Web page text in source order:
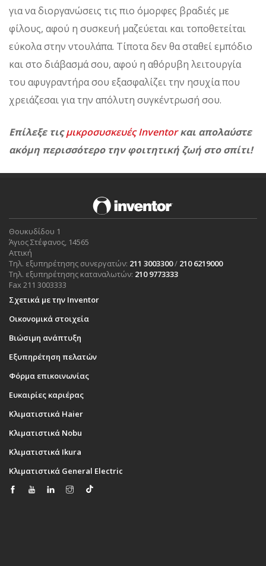
για να διοργανώσεις τις πιο όμορφες βραδιές με
φίλους, αφού η συσκευή μαζεύεται και τοποθετείται
εύκολα στην ντουλάπα. Τίποτα δεν θα σταθεί εμπόδιο
και στο διάβασμά σου, αφού η αθόρυβη λειτουργία
του αφυγραντήρα σου εξασφαλίζει την ησυχία που
χρειάζεσαι για την απόλυτη συγκέντρωσή σου.
Επίλεξε τιςμικροσυσκευές Inventorκαι απολαύστε
ακόμη περισσότερο την φοιτητική ζωή στο σπίτι!
Θουκυδίδου 1
Άγιος Στέφανος, 14565
Αττική
Τηλ. εξυπηρέτησης συνεργατών: 211 3003300/ 210 6219000
Τηλ. εξυπηρέτησης καταναλωτών: 210 9773333
Fax 211 3003333
Σχετικά με την Inventor
Οικονομικά στοιχεία
Βιώσιμη ανάπτυξη
Εξυπηρέτηση πελατών
Φόρμα επικοινωνίας
Ευκαιρίες καριέρας
Κλιματιστικά Haier
Κλιματιστικά Nobu
Κλιματιστικά Ikura
Κλιματιστικά General Electric